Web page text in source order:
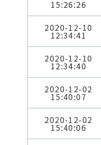
15:26:26
2020-12-10
12:34:41
2020-12-10
12:34:40
2020-12-02
15:40:07
2020-12-02
15:40:06